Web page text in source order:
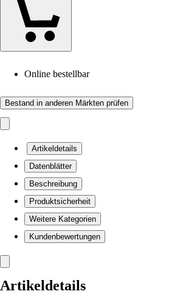
Online bestellbar
Bestand in anderen Märkten prüfen
Artikeldetails
Datenblätter
Beschreibung
Produktsicherheit
Weitere Kategorien
Kundenbewertungen
Artikeldetails